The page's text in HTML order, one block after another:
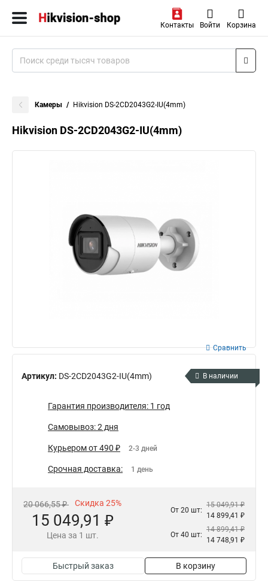
Контакты Войти Корзина
Камеры Hikvision DS-2CD2043G2-IU(4mm)
Hikvision DS-2CD2043G2-IU(4mm)
Артикул: DS-2CD2043G2-IU(4mm)
Сравнить
В наличии
Гарантия производителя: 1 год
Самовывоз: 2 дня
Курьером от 490 ₽ 2-3 дней
Срочная доставка: 1 день
20 066,55 ₽ Скидка 25%
15 049,91 ₽
Цена за 1 шт.
От 20 шт:
15 049,91 ₽
14 899,41 ₽
От 40 шт:
14 899,41 ₽
14 748,91 ₽
Быстрый заказ В корзину